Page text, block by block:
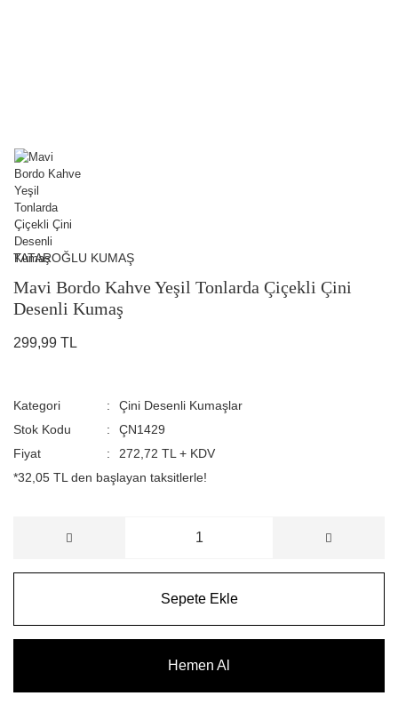
TATAROĞLU KUMAŞ
Mavi Bordo Kahve Yeşil Tonlarda Çiçekli Çini
Desenli Kumaş
299,99 TL
Kategori
Çini Desenli Kumaşlar
Stok Kodu
ÇN1429
Fiyat
272,72 TL + KDV
*32,05 TL den başlayan taksitlerle!
Sepete Ekle
Hemen Al